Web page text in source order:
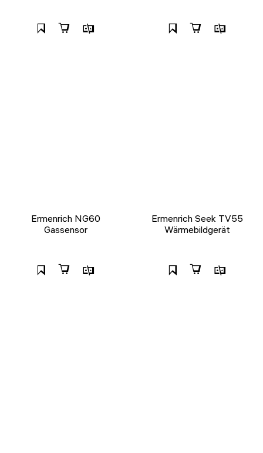
Ermenrich NG60
Gassensor
Ermenrich Seek TV55
Wärmebildgerät